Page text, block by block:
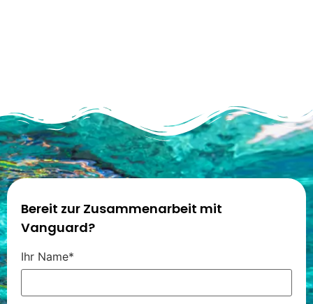
Bereit zur Zusammenarbeit mit
Vanguard?
Ihr Name*